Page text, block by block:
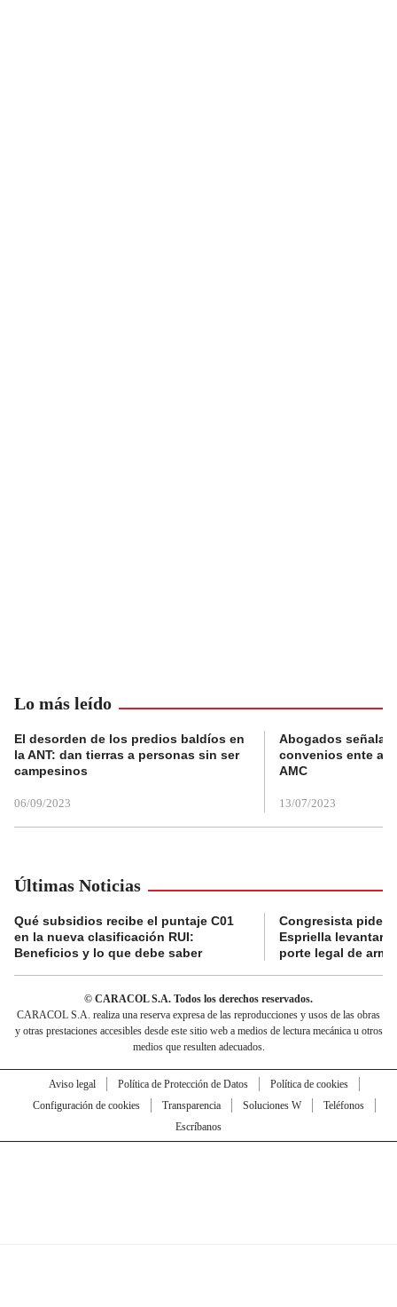
Lo más leído
El desorden de los predios baldíos en
la ANT: dan tierras a personas sin ser
campesinos
06/09/2023
Abogados
convenios ente
AMC
13/07/2023
Últimas Noticias
Qué subsidios recibe el puntaje C01
en la nueva clasificación RUI:
Beneficios y lo que debe saber
Congresista pide a
Espriella levantar
porte legal de
© CARACOL S.A. Todos los derechos reservados.
CARACOL S.A. realiza una reserva expresa de las reproducciones y usos de las obras
y otras prestaciones accesibles desde este sitio web a medios de lectura mecánica u otros
medios que resulten adecuados.
Aviso legal Política de Protección de Datos
Política de cookies
Configuración de cookies
Transparencia Soluciones W
Teléfonos
Escríbanos